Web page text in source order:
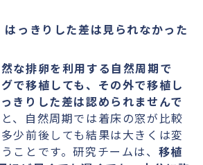
っきりした差は見られなかった
な排卵を利用する自然周期で
で移植しても、その外で移植し
きりした差は認められませんで
、自然周期では着床の窓が比較
少前後しても結果は大きくは変
ことです。研究チームは、 移植